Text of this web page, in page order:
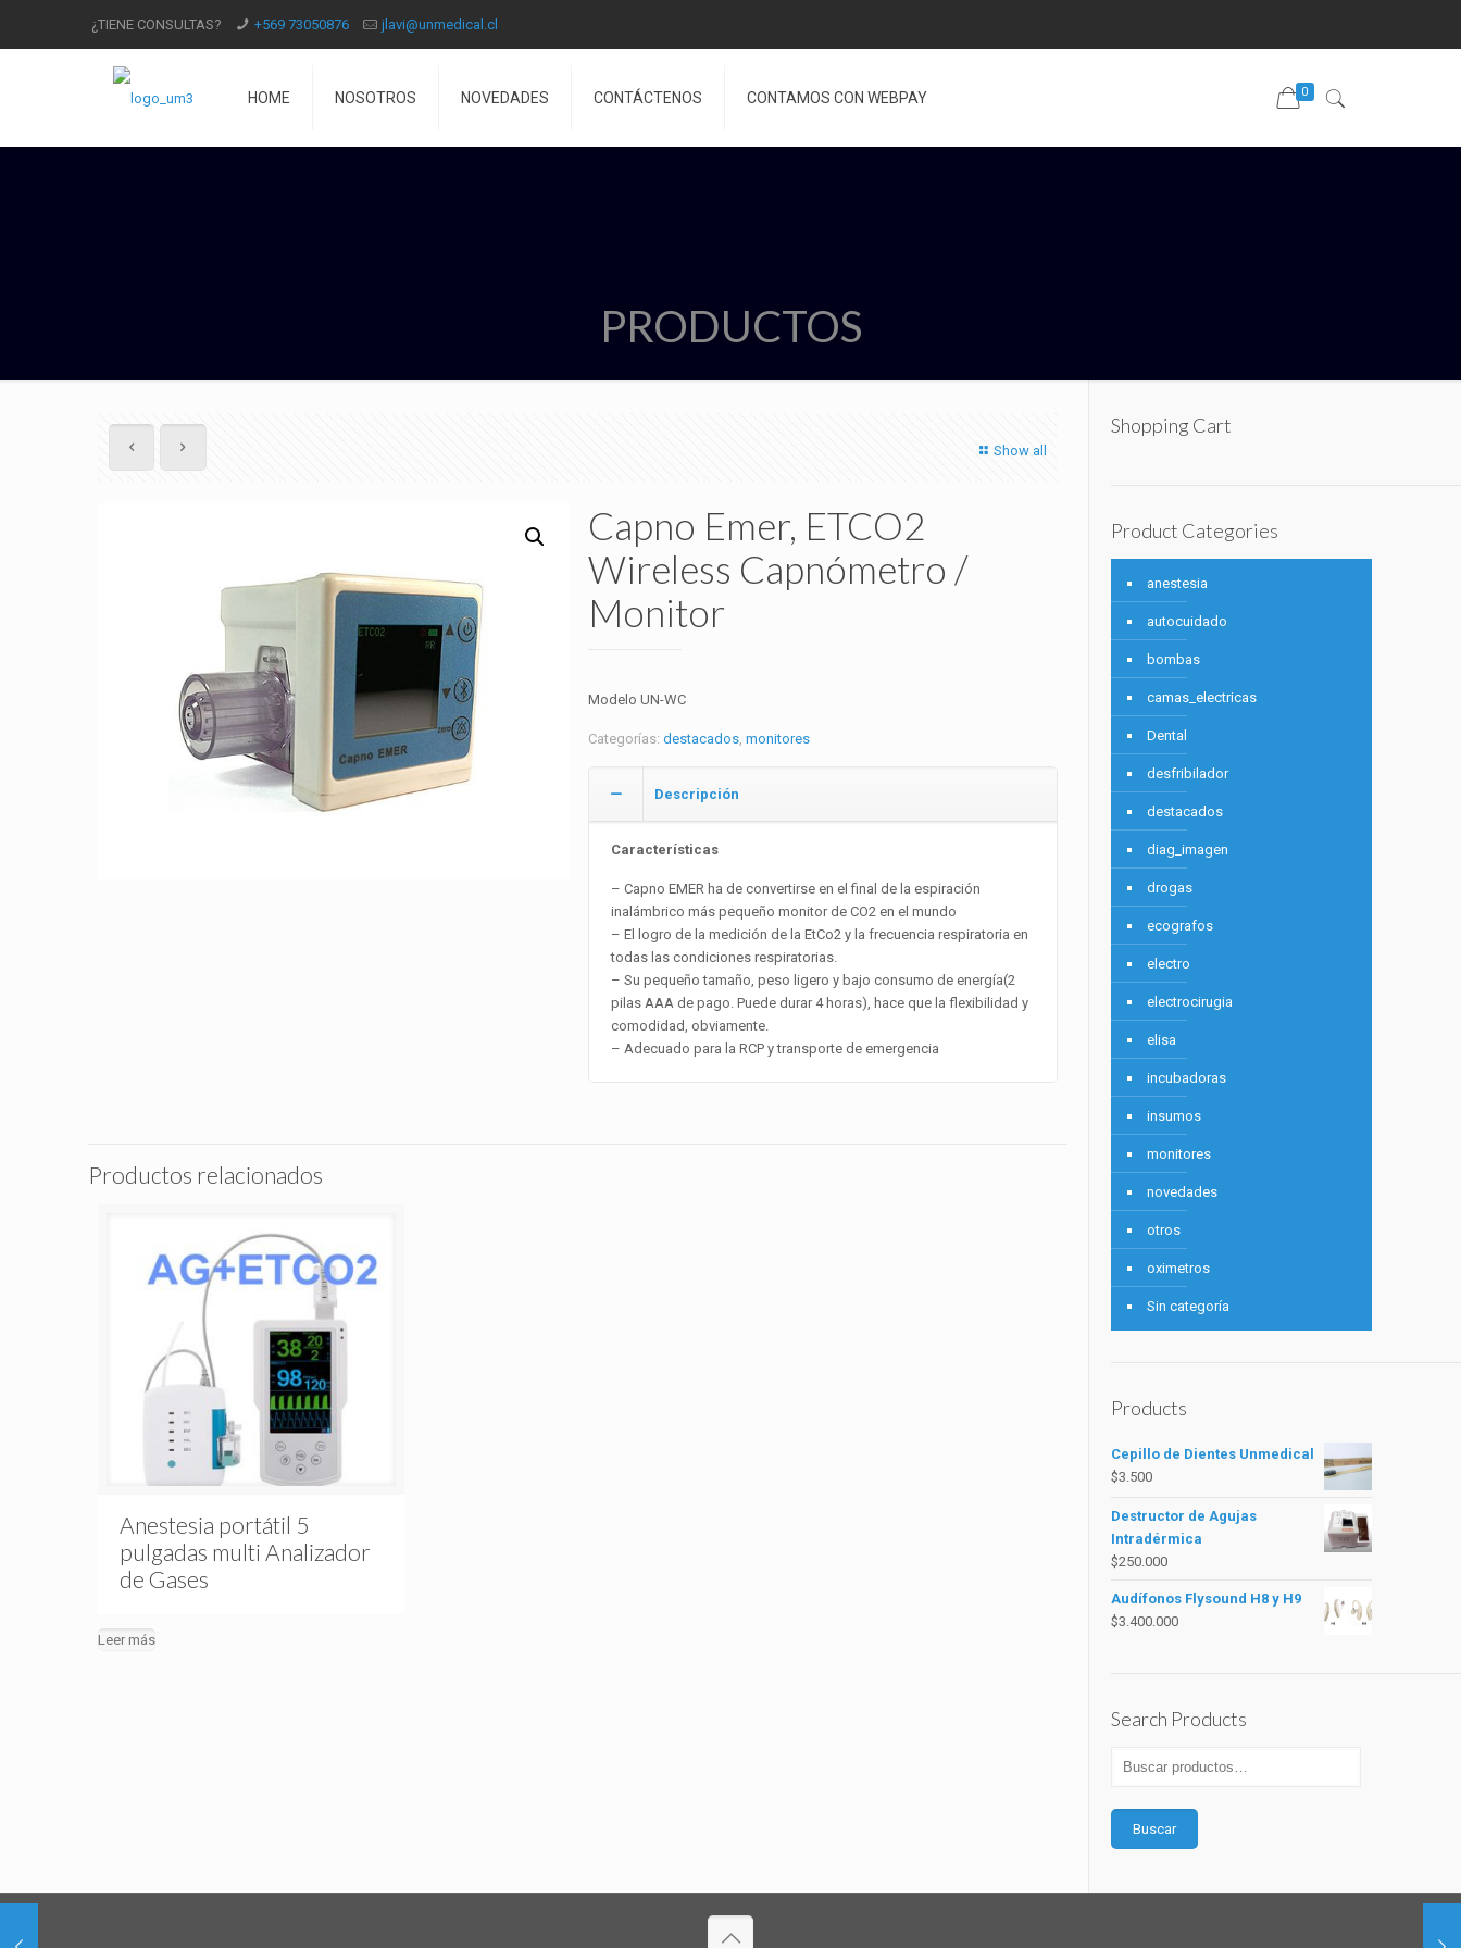
¿TIENE CONSULTAS? +569 73050876 jlavi@unmedical.cl
HOME NOSOTROS NOVEDADES CONTÁCTENOS CONTAMOS CON WEBPAY 0
PRODUCTOS
Show all
Capno Emer, ETCO2
Wireless Capnómetro /
Monitor
Modelo UN-WC
Categorías: destacados, monitores
Descripción
Características
– Capno EMER ha de convertirse en el final de la espiración
inalámbrico más pequeño monitor de CO2 en el mundo
– El logro de la medición de la EtCo2 y la frecuencia respiratoria en
todas las condiciones respiratorias.
– Su pequeño tamaño, peso ligero y bajo consumo de energía(2
pilas AAA de pago. Puede durar 4 horas), hace que la flexibilidad y
comodidad, obviamente.
– Adecuado para la RCP y transporte de emergencia
Productos relacionados
Anestesia portátil 5
pulgadas multi Analizador
de Gases
Leer más
Shopping Cart
Product Categories
anestesia
autocuidado
bombas
camas_electricas
Dental
desfribilador
destacados
diag_imagen
drogas
ecografos
electro
electrocirugia
elisa
incubadoras
insumos
monitores
novedades
otros
oximetros
Sin categoría
Products
Cepillo de Dientes Unmedical
$3.500
Destructor de Agujas
Intradérmica
$250.000
Audífonos Flysound H8 y H9
$3.400.000
Search Products
Buscar